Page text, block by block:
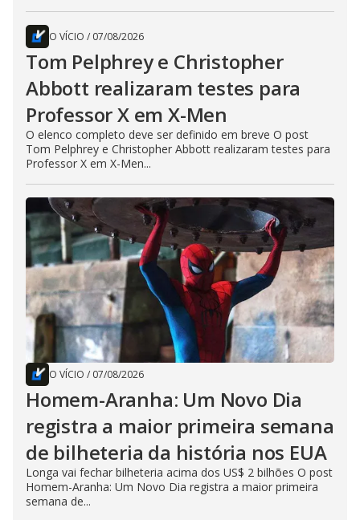
O VÍCIO / 07/08/2026
Tom Pelphrey e Christopher
Abbott realizaram testes para
Professor X em X-Men
O elenco completo deve ser definido em breve O post
Tom Pelphrey e Christopher Abbott realizaram testes para
Professor X em X-Men...
O VÍCIO / 07/08/2026
Homem-Aranha: Um Novo Dia
registra a maior primeira semana
de bilheteria da história nos EUA
Longa vai fechar bilheteria acima dos US$ 2 bilhões O post
Homem-Aranha: Um Novo Dia registra a maior primeira
semana de...